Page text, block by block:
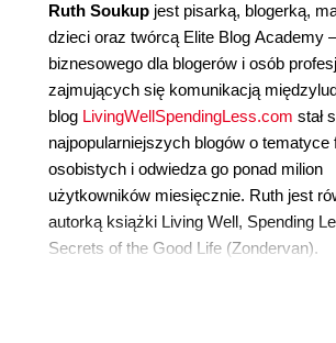
Ruth Soukup jest pisarką, blogerką,
dzieci oraz twórcą Elite Blog Academy
biznesowego dla blogerów i osób
zajmujących się komunikacją
blog LivingWellSpendingLess.com stał
najpopularniejszych blogów o tematyce
osobistych i odwiedza go ponad milion
użytkowników miesięcznie. Ruth jest
autorką książki Living Well, Spending
Secrets of the Good Life (Zondervan).